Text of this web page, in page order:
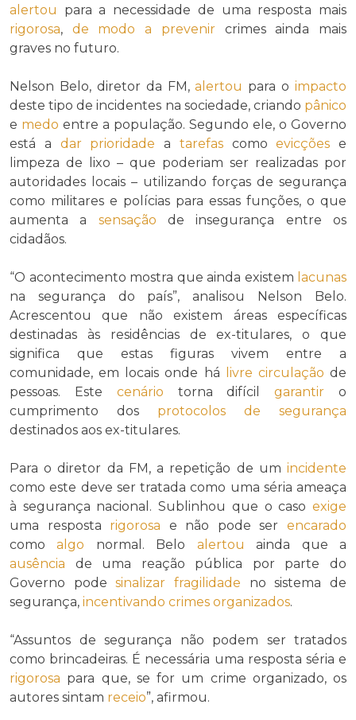
alertou
para a necessidade de uma resposta mais
rigorosa, de modo a prevenircrimes ainda mais
graves no futuro.
Nelson Belo, diretor da FM,alertou para o impacto
deste tipo de incidentes na sociedade, criando pânico
e medo entre a população. Segundo ele, o Governo
está a dar prioridade a tarefascomoevicções e
limpeza de lixo – que poderiam ser realizadas por
autoridades locais – utilizando forças de segurança
como militares e polícias para essas funções, o que
aumenta a sensação de insegurança entre os
cidadãos.
“O acontecimento mostra que ainda existem lacunas
na segurança do país”, analisou Nelson Belo.
Acrescentou que não existem áreas específicas
destinadas às residências de ex-titulares, o que
significa que estas figuras vivem entre a
comunidade, em locais onde há
livre circulação de
pessoas. Este cenário torna difícilgarantir o
cumprimento dos protocolos de segurança
destinados aos ex-titulares.
Para o diretor da FM, a repetição de um incidente
como este deve ser tratada como uma séria ameaça
à segurança nacional. Sublinhou que o caso exige
uma resposta rigorosa e não pode serencarado
comoalgo normal. Belo alertou ainda que a
ausência de uma reação pública por parte do
Governo podesinalizar fragilidade no sistema de
segurança, incentivando crimes organizados.
“Assuntos de segurança não podem ser tratados
como brincadeiras. É necessária uma resposta séria e
rigorosa para que, se for um crime organizado, os
autores sintam receio”, afirmou.